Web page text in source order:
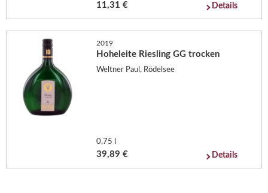
11,31 € Details
2019
Hoheleite Riesling GG trocken
Weltner Paul, Rödelsee
0,75 l
39,89 € Details